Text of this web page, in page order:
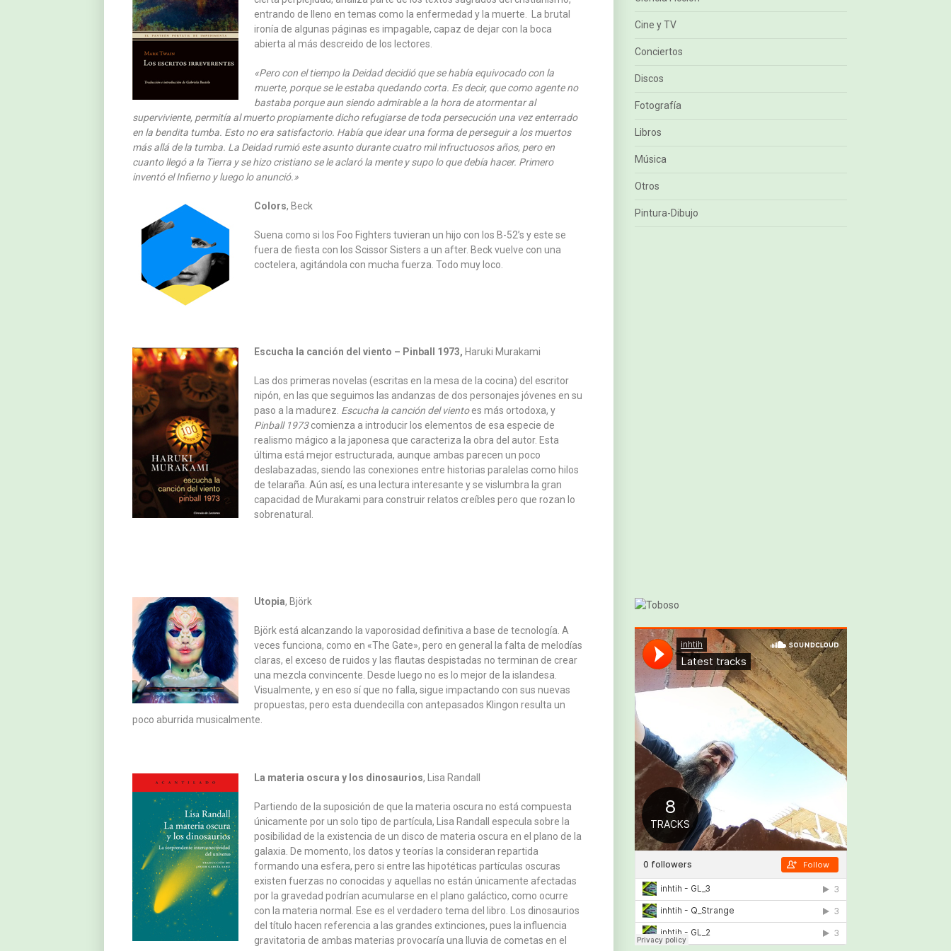
entrando de lleno en temas como la enfermedad y la muerte. La brutal
ironía de algunas páginas es impagable, capaz de dejar con la boca
abierta al más descreido de los lectores.
«Pero con el tiempo la Deidad decidió que se había equivocado con la
muerte, porque se le estaba quedando corta. Es decir, que como agente no
bastaba porque aun siendo admirable a la hora de atormentar al
superviviente, permitía al muerto propiamente dicho refugiarse de toda persecución una vez enterrado
en la bendita tumba. Esto no era satisfactorio. Había que idear una forma de perseguir a los muertos
más allá de la tumba. La Deidad rumió este asunto durante cuatro mil infructuosos años, pero en
cuanto llegó a la Tierra y se hizo cristiano se le aclaró la mente y supo lo que debía hacer. Primero
inventó el Infierno y luego lo anunció.»
Colors, Beck
Suena como si los Foo Fighters tuvieran un hijo con los B-52’s y este se
fuera de fiesta con los Scissor Sisters a un after. Beck vuelve con una
coctelera, agitándola con mucha fuerza. Todo muy loco.
Escucha la canción del viento – Pinball 1973, Haruki Murakami
Las dos primeras novelas (escritas en la mesa de la cocina) del escritor
nipón, en las que seguimos las andanzas de dos personajes jóvenes en su
paso a la madurez. Escucha la canción del vientoes más ortodoxa, y
Pinball 1973comienza a introducir los elementos de esa especie de
realismo mágico a la japonesa que caracteriza la obra del autor. Esta
última está mejor estructurada, aunque ambas parecen un poco
deslabazadas, siendo las conexiones entre historias paralelas como hilos
de telaraña. Aún así, es una lectura interesante y se vislumbra la gran
capacidad de Murakami para construir relatos creíbles pero que rozan lo
sobrenatural.
Utopia, Björk
Björk está alcanzando la vaporosidad definitiva a base de tecnología. A
veces funciona, como en «The Gate», pero en general la falta de melodías
claras, el exceso de ruidos y las flautas despistadas no terminan de crear
una mezcla convincente. Desde luego no es lo mejor de la islandesa.
Visualmente, y en eso sí que no falla, sigue impactando con sus nuevas
propuestas, pero esta duendecilla con antepasados Klingon resulta un
poco aburrida musicalmente.
La materia oscura y los dinosaurios, Lisa Randall
Partiendo de la suposición de que la materia oscura no está compuesta
únicamente por un solo tipo de partícula, Lisa Randall especula sobre la
posibilidad de la existencia de un disco de materia oscura en el plano de la
galaxia. De momento, los datos y teorías la consideran repartida
formando una esfera, pero si entre las hipotéticas partículas oscuras
existen fuerzas no conocidas y aquellas no están únicamente afectadas
por la gravedad podrían acumularse en el plano galáctico, como ocurre
con la materia normal. Ese es el verdadero tema del libro. Los dinosaurios
del título hacen referencia a las grandes extinciones, pues la influencia
gravitatoria de ambas materias provocaría una lluvia de cometas en el
Cine y TV
Conciertos
Discos
Fotografía
Libros
Música
Otros
Pintura-Dibujo